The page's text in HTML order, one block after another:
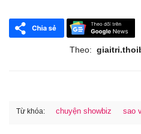
Theo:
Từ khóa: chuyện showbiz sao